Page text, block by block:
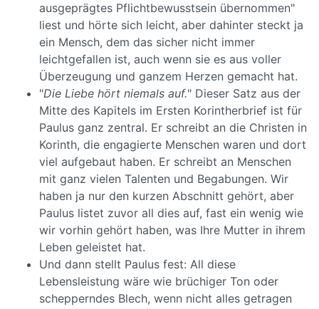
ausgeprägtes Pflichtbewusstsein übernommen"
liest und hörte sich leicht, aber dahinter steckt ja
ein Mensch, dem das sicher nicht immer
leichtgefallen ist, auch wenn sie es aus voller
Überzeugung und ganzem Herzen gemacht hat.
"Die Liebe hört niemals auf." Dieser Satz aus der
Mitte des Kapitels im Ersten Korintherbrief ist für
Paulus ganz zentral. Er schreibt an die Christen in
Korinth, die engagierte Menschen waren und dort
viel aufgebaut haben. Er schreibt an Menschen
mit ganz vielen Talenten und Begabungen. Wir
haben ja nur den kurzen Abschnitt gehört, aber
Paulus listet zuvor all dies auf, fast ein wenig wie
wir vorhin gehört haben, was Ihre Mutter in ihrem
Leben geleistet hat.
Und dann stellt Paulus fest: All diese
Lebensleistung wäre wie brüchiger Ton oder
schepperndes Blech, wenn nicht alles getragen